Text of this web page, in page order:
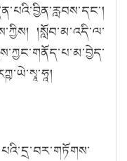
།སློབ་མ་འདི་ལ་